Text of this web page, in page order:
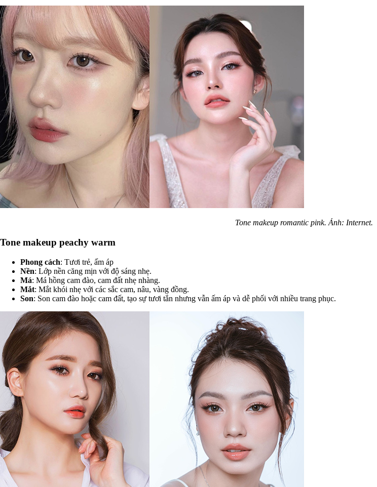
Tone makeup romantic pink. Ảnh: Internet.
Tone makeup peachy warm
Phong cách: Tươi trẻ, ấm áp
Nền: Lớp nền căng mịn với độ sáng nhẹ.
Má: Má hồng cam đào, cam đất nhẹ nhàng.
Mắt: Mắt khói nhẹ với các sắc cam, nâu, vàng đồng.
Son: Son cam đào hoặc cam đất, tạo sự tươi tắn nhưng vẫn ấm áp và dễ phối với nhiều trang phục.